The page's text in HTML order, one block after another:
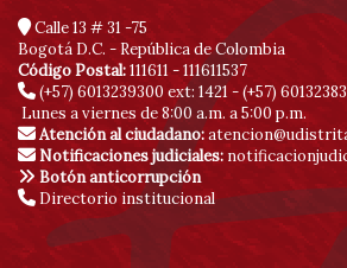
Calle 13 # 31 -75
Bogotá D.C. - República de Colombia
Código Postal:111611 - 111611537
(+57) 6013239300 ext: 1421 - (+57)
Lunes a viernes de 8:00 a.m. a 5:00 p.m.
Atención al ciudadano:
Notificaciones judiciales:
Botón anticorrupción
Directorio institucional